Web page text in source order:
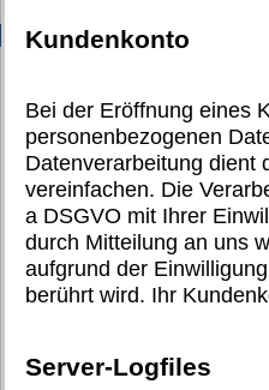
Kundenkonto
Bei der Eröffnung eines
personenbezogenen
Datenverarbeitung dient
vereinfachen. Die
a DSGVO mit Ihrer
durch Mitteilung an uns
aufgrund der
berührt wird. Ihr
Server-Logfiles